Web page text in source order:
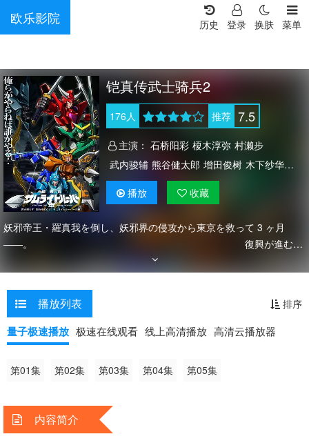
欧乐影院 菜单
换肤
登录
历史
铠真传武士骑兵2
176人 推荐 7.5
主演： 石桥阳彩 榎木淳弥 村濑步
武内骏辅 熊谷健太郎 增田俊树 木下纱华
Lynn 下野纮 草尾毅 野岛裕史
佐佐木望 西村朋纮 小西克幸
鸟海浩辅 寺岛拓笃 杉田智和
天崎滉平
远藤大智
熊谷俊辉 坂本真绫
播放 收藏
妖邪帝王・羅真我を倒し、妖邪界の侵攻から東京を救って 3 ヶ月
――。 復興が進む街
並みに人々は再び訪れた平和を享受していた。
だが、人類の前に新たな脅威が現れる。
その名も「天導界」。
ヤシマノサグメとその
配下の四獣士が「世界を新しく作り替える」ために行動を開始する。
サムライトルーパー
播放列表 排序
量子极速播放 极速在线观看 线上高清播放 高清云播放器
第01集 第02集 第03集 第04集 第05集
内容简介